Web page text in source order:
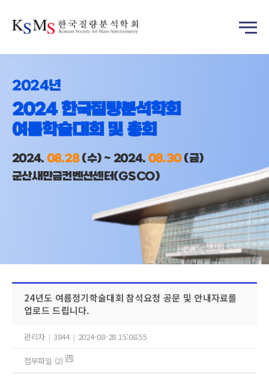
2024년
2024 한국질량분석학회
여름학술대회 및 총회
2024. 08.28(수) ~ 2024. 08.30(금)
군산새만금컨벤션센터(GSCO)
24년도 여름정기학술대회 참석요청 공문 및 안내자료를
업로드 드립니다.
관리자 | 3844 | 2024-08-28 15:08:55
첨부파일 (2)